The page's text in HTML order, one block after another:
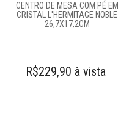
Saladeiras
Tapetes
CENTRO DE MESA COM PÉ EM
CRISTAL L'HERMITAGE NOBLE
26,7X17,2CM
R$229,90 à vista